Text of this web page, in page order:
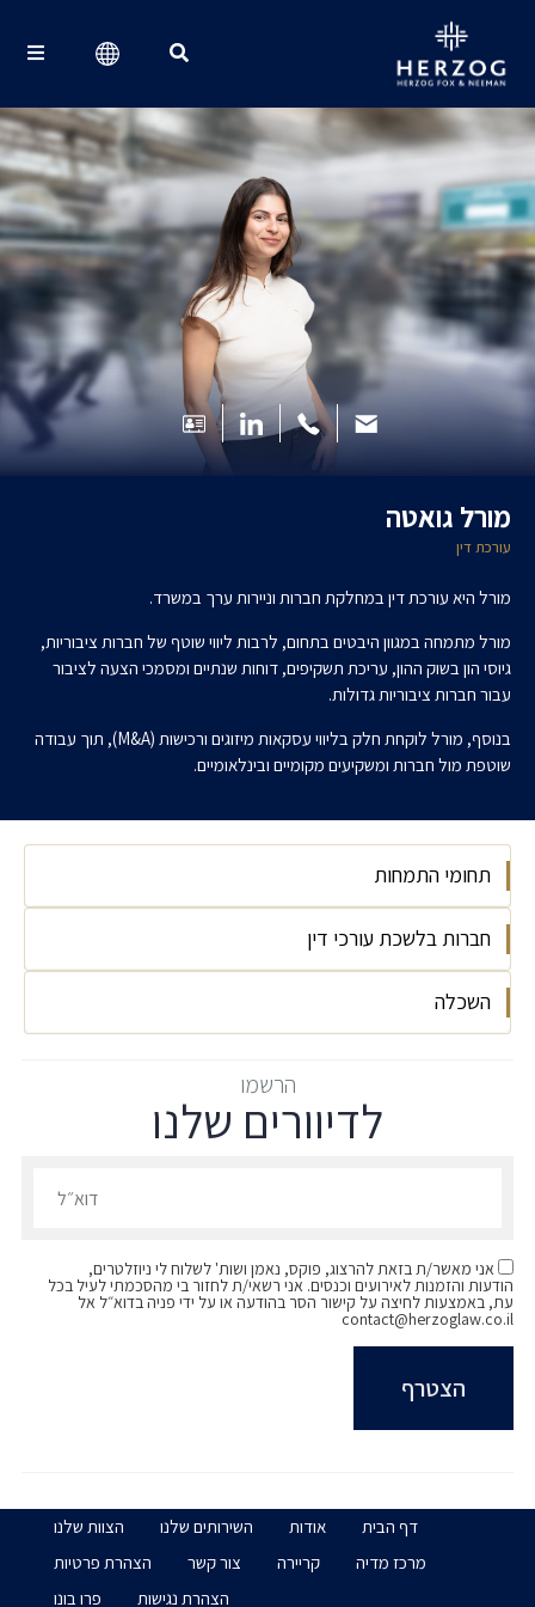
מורל גואטה
עורכת דין
מורל היא עורכת דין במחלקת חברות וניירות ערך במשרד.
מורל מתמחה במגוון היבטים בתחום, לרבות ליווי שוטף של חברות ציבוריות,
גיוסי הון בשוק ההון, עריכת תשקיפים, דוחות שנתיים ומסמכי הצעה לציבור
עבור חברות ציבוריות גדולות.
בנוסף, מורל לוקחת חלק בליווי עסקאות מיזוגים ורכישות (M&A), תוך עבודה
שוטפת מול חברות ומשקיעים מקומיים ובינלאומיים.
תחומי התמחות
דיני תאגידים
חברות בלשכת עורכי דין
לשכת עורכי הדין בישראל, 2026השכלה
אוניברסיטת רייכמן, תואר ראשון (BA) - מנהל
הרשמו
לדיוורים שלנו
אני מאשר/ת בזאת להרצוג, פוקס, נאמן ושות' לשלוח לי ניוזלטרים,
הודעות והזמנות לאירועים וכנסים. אני רשאי/ת לחזור בי מהסכמתי לעיל בכל
עת, באמצעות לחיצה על קישור הסר בהודעה או על ידי פניה בדוא״ל אל
contact@herzoglaw.co.il
דף הבית אודות השירותים שלנו
הצוות שלנו
מרכז מדיה
קריירה צור קשר
הצהרת פרטיות
הצהרת נגישות
פרו בונו